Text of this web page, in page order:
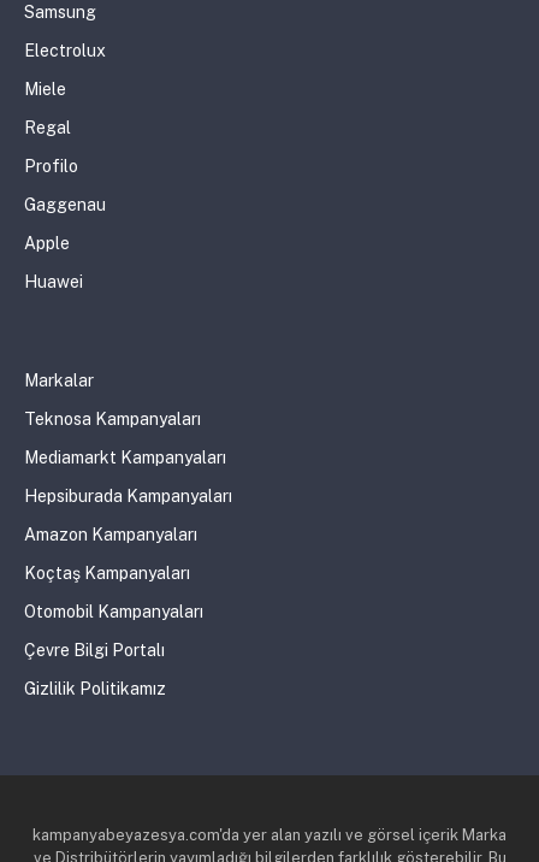
Samsung
Electrolux
Miele
Regal
Profilo
Gaggenau
Apple
Huawei
Markalar
Teknosa Kampanyaları
Mediamarkt Kampanyaları
Hepsiburada Kampanyaları
Amazon Kampanyaları
Koçtaş Kampanyaları
Otomobil Kampanyaları
Çevre Bilgi Portalı
Gizlilik Politikamız
kampanyabeyazesya.com'da yer alan yazılı ve görsel içerik Marka
ve Distribütörlerin yayımladığı bilgilerden farklılık gösterebilir. Bu